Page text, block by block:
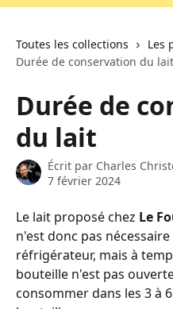
Toutes les collections
Les
Durée de conservation du lait
Durée de
du lait
Écrit par Charles
7 février 2024
Le lait proposé chez Le
n'est donc pas
réfrigérateur, mais à
bouteille n'est pas
consommer dans les 3 à